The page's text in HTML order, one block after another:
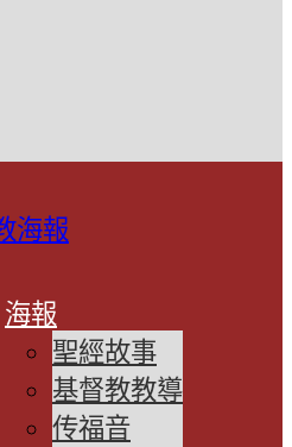
海報
聖經故事
基督教教導
传福音